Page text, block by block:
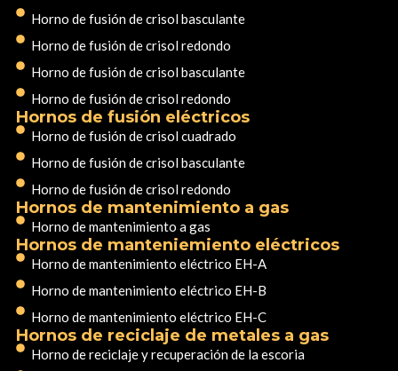
Horno de fusión de crisol basculante
Horno de fusión de crisol redondo
Horno de fusión de crisol basculante
Horno de fusión de crisol redondo
Hornos de fusión eléctricos
Horno de fusión de crisol cuadrado
Horno de fusión de crisol basculante
Horno de fusión de crisol redondo
Hornos de mantenimiento a gas
Horno de mantenimiento a gas
Hornos de manteniemiento eléctricos
Horno de mantenimiento eléctrico EH-A
Horno de mantenimiento eléctrico EH-B
Horno de mantenimiento eléctrico EH-C
Hornos de reciclaje de metales a gas
Horno de reciclaje y recuperación de la escoria